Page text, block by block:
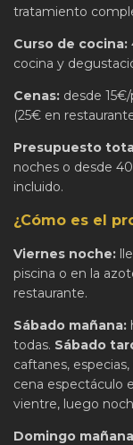
tratamiento
Curso de cocina:
cocina y
Cenas: desde
(25€ en
Presupuesto
noches o desde
incluido.
¿Cómo es el
Viernes noche:
piscina o en la
restaurante.
Sábado mañana:
todas. Sábado
caftanes,
cena espectáculo
vientre, luego
Domingo